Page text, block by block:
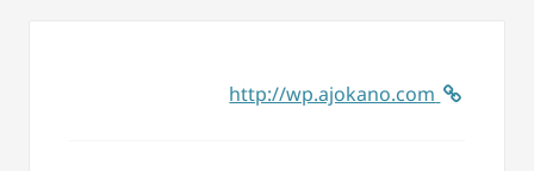
http://wp.ajokano.com